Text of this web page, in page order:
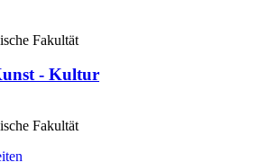
Fakultät
- Kultur
Fakultät